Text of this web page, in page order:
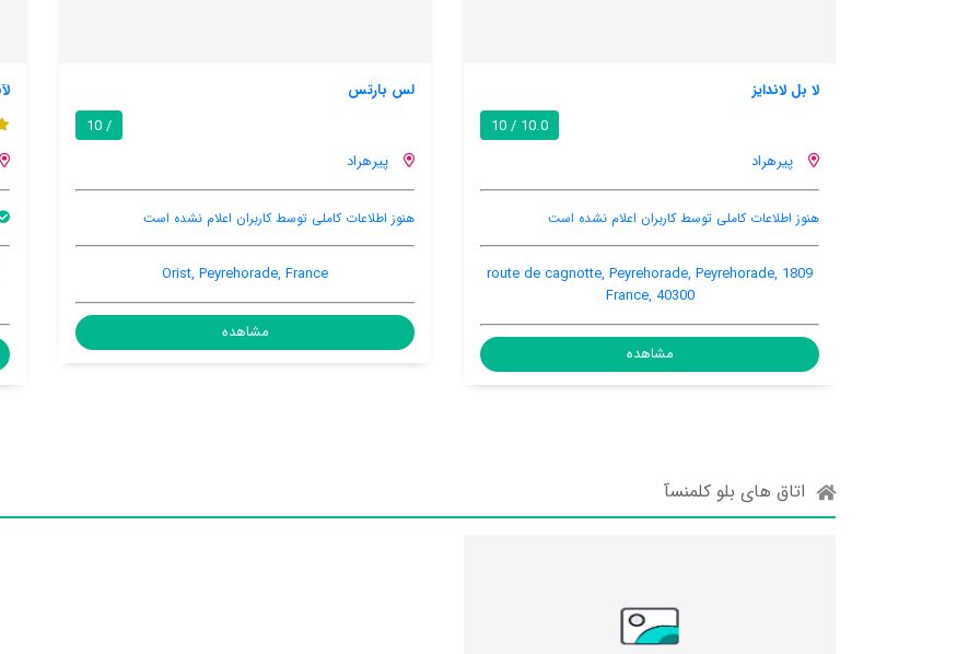
لس بارتس
هنوز اطلاعات کاملی توسط کاربران اعلام نشده است
Orist, Peyrehorade, France
مشاهده
لآبرگ دی لابای
9.1 / 10
بالکن
86 place de l'église 86 place de l'église, Sorde-
مشاهده
اتاق های بلو کلمنسآ